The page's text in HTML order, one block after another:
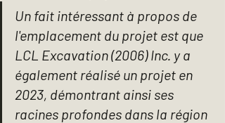
Un fait intéressant à propos de
l'emplacement du projet est que
LCL Excavation (2006) Inc. y a
également réalisé un projet en
2023, démontrant ainsi ses
racines profondes dans la région